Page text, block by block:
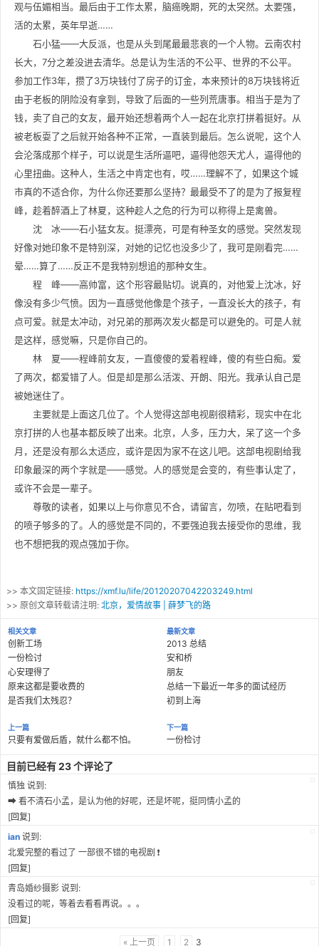
观与伍媚相当。最后由于工作太累，脑癌晚期，死的太突然。太要强，
活的太累，英年早逝……
石小猛——大反派，也是从头到尾最最悲哀的一个人物。云南农村
长大，7分之差没进去清华。总是认为生活的不公平、世界的不公平。
参加工作3年，攒了3万块钱付了房子的订金，本来预计的8万块钱将近
由于老板的阴险没有拿到，导致了后面的一些列荒唐事。相当于是为了
钱，卖了自己的女友，最开始还想着两个人一起在北京打拼着挺好。从
被老板耍了之后就开始各种不正常，一直装到最后。怎么说呢，这个人
会沦落成那个样子，可以说是生活所逼吧，逼得他怨天尤人，逼得他的
心里扭曲。这种人，生活之中肯定也有，哎……理解不了，如果这个城
市真的不适合你，为什么你还要那么坚持？最最受不了的是为了报复程
峰，趁着醉酒上了林夏，这种趁人之危的行为可以称得上是禽兽。
沈 冰——石小猛女友。挺漂亮，可是有种圣女的感觉。突然发现
好像对她印象不是特别深，对她的记忆也没多少了，我可是刚看完……
晕……算了……反正不是我特别想追的那种女生。
程 峰——高帅富，这个形容最贴切。说真的，对他爱上沈冰，好
像没有多少气愤。因为一直感觉他像是个孩子，一直没长大的孩子，有
点可爱。就是太冲动，对兄弟的那两次发火都是可以避免的。可是人就
是这样，感觉嘛，只是你自己的。
林 夏——程峰前女友，一直傻傻的爱着程峰，傻的有些白痴。爱
了两次，都爱错了人。但是却是那么活泼、开朗、阳光。我承认自己是
被她迷住了。
主要就是上面这几位了。个人觉得这部电视剧很精彩，现实中在北
京打拼的人也基本都反映了出来。北京，人多，压力大，呆了这一个多
月，还是没有那么太适应，或许是因为家不在这儿吧。这部电视剧给我
印象最深的两个字就是——感觉。人的感觉是会变的，有些事认定了，
或许不会是一辈子。
尊敬的读者，如果以上与你意见不合，请留言，勿喷，在贴吧看到
的喷子够多的了。人的感觉是不同的，不要强迫我去接受你的思维，我
也不想把我的观点强加于你。
>> 本文固定链接: https://xmf.lu/life/20120207042203249.html
>> 原创文章转载请注明: 北京，爱情故事 | 薛梦飞的路
相关文章
创新工场
一份检讨
心安理得了
原来这都是要收费的
是否我们太残忍？
最新文章
2013 总结
安和桥
朋友
总结一下最近一年多的面试经历
初到上海
上一篇
只要有爱做后盾，就什么都不怕。
下一篇
一份检讨
目前已经有 23 个评论了
慎独 说到:
➡ 看不清石小孟，是认为他的好呢，还是坏呢，挺同情小孟的
[回复]
ian 说到:
北爱完整的看过了 一部很不错的电视剧 ❗
[回复]
青岛婚纱摄影 说到:
没看过的呢，等着去看看再说。。。
[回复]
« 上一页 1 2 3